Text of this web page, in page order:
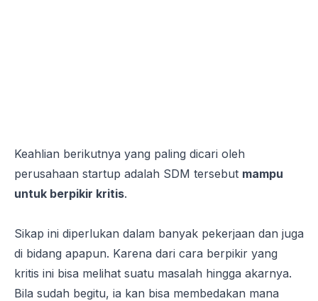
Keahlian berikutnya yang paling dicari oleh
perusahaan startup adalah SDM tersebut mampu
untuk berpikir kritis.
Sikap ini diperlukan dalam banyak pekerjaan dan juga
di bidang apapun. Karena dari cara berpikir yang
kritis ini bisa melihat suatu masalah hingga akarnya.
Bila sudah begitu, ia kan bisa membedakan mana